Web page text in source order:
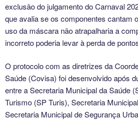
exclusão do julgamento do Carnaval
que avalia se os componentes cantam
uso da máscara não atrapalharia a
incorreto poderia levar à perda de
O protocolo com as diretrizes da
Saúde (Covisa) foi desenvolvido após
entre a Secretaria Municipal da Saúde
Turismo (SP Turis), Secretaria
Secretaria Municipal de Segurança